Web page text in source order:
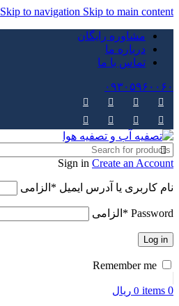
Skip to navigation Skip to main content
مشاوره رایگان
درباره ما
تماس با ما
۰۹۳۰۵۹۶۰۰۶۰
Sign in Create an Account
نام کاربری یا آدرس ایمیل * الزامی
Password
* الزامی
Log in
Remember me
0
items
0 ریال